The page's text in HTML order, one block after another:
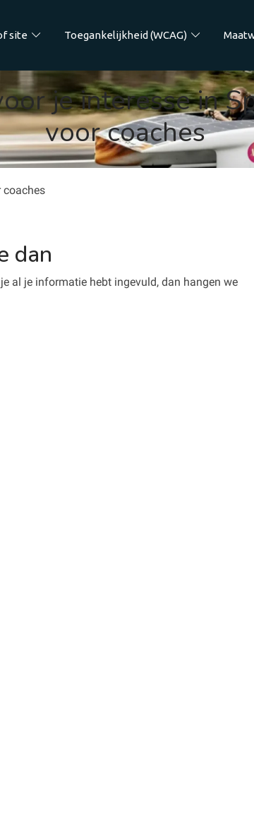
site Toegankelijkheid (WCAG)
je interesse in
voor coaches
coaches
dan
al je informatie hebt ingevuld, dan hangen we